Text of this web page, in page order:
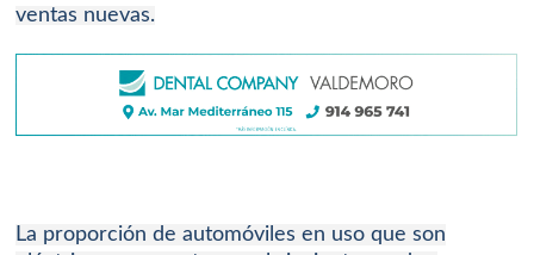
ventas nuevas.
La proporción de automóviles en uso que son